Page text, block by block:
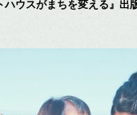
ハウスがまちを変える』出